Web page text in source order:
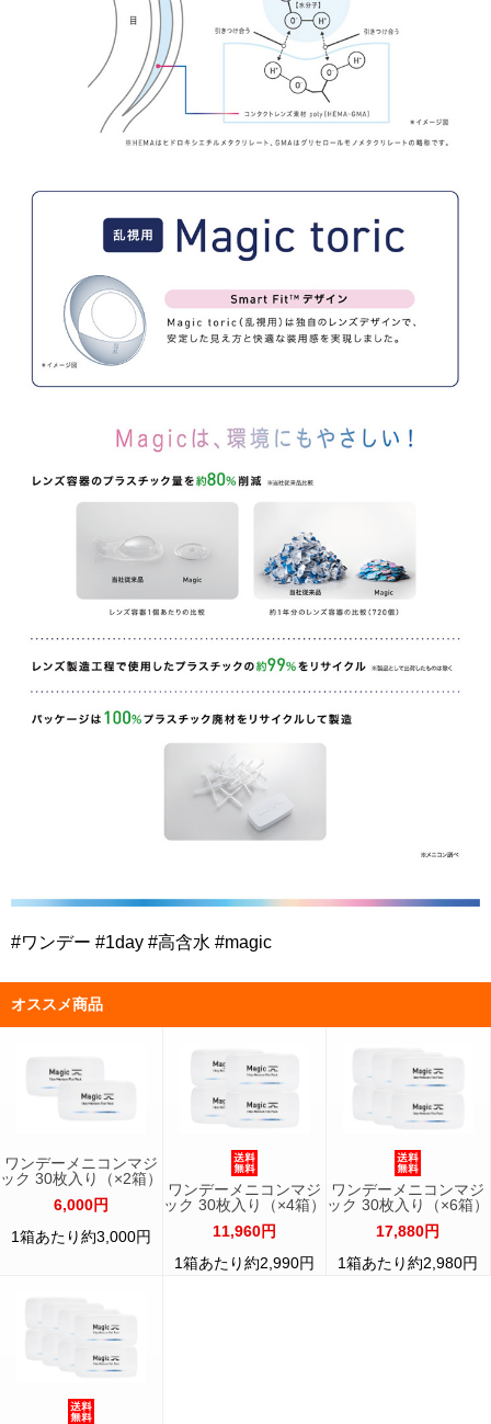
#ワンデー #1day #高含水 #magic
オススメ商品
ワンデーメニコンマジ
ック 30枚入り（×2箱）
6,000円
1箱あたり約3,000円
ワンデーメニコンマジ
ック 30枚入り（×4箱）
11,960円
1箱あたり約2,990円
ワンデーメニコンマジ
ック 30枚入り（×6箱）
17,880円
1箱あたり約2,980円